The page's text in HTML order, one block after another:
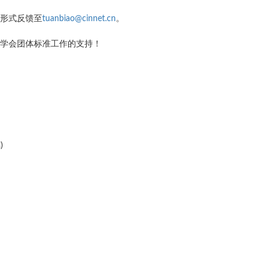
式反馈至tuanbiao@cinnet.cn。
会团体标准工作的支持！